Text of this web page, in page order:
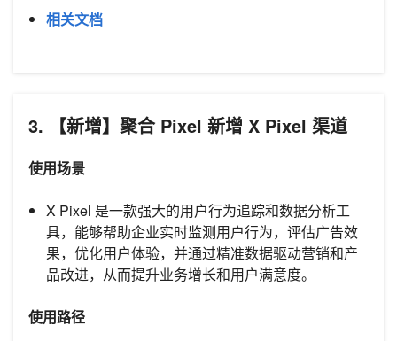
相关文档
3. 【新增】聚合 Pixel 新增 X Pixel 渠道
使用场景
X Pixel 是一款强大的用户行为追踪和数据分析工
具，能够帮助企业实时监测用户行为，评估广告效
果，优化用户体验，并通过精准数据驱动营销和产
品改进，从而提升业务增长和用户满意度。
使用路径